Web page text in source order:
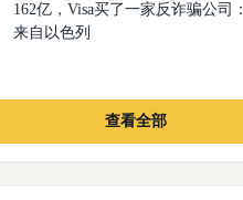
162亿，Visa买了一家反诈骗公司：
来自以色列
查看全部